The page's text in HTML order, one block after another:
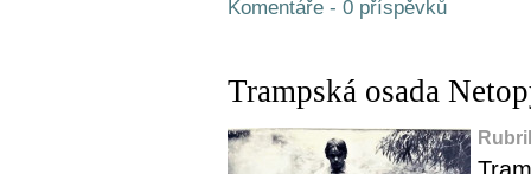
Komentáře - 0 příspěvků
Trampská osada